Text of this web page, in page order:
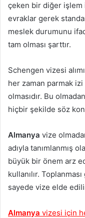
çeken bir diğer işlem
evraklar gerek
meslek durumunu
tam olması şarttır.
Schengen vizesi
her zaman parmak
olmasıdır. Bu
hiçbir şekilde söz
Almanya vize
adıyla tanımlanmış
büyük bir önem arz
kullanılır.
sayede vize elde
Almanya vizesi için